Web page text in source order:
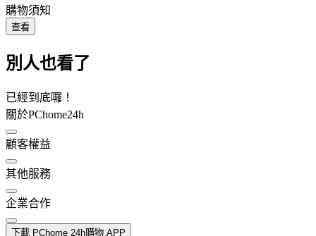
購物須知
查看
別人也看了
已經到底囉！
關於PChome24h
顧客權益
其他服務
企業合作
下載 PChome 24h購物 APP